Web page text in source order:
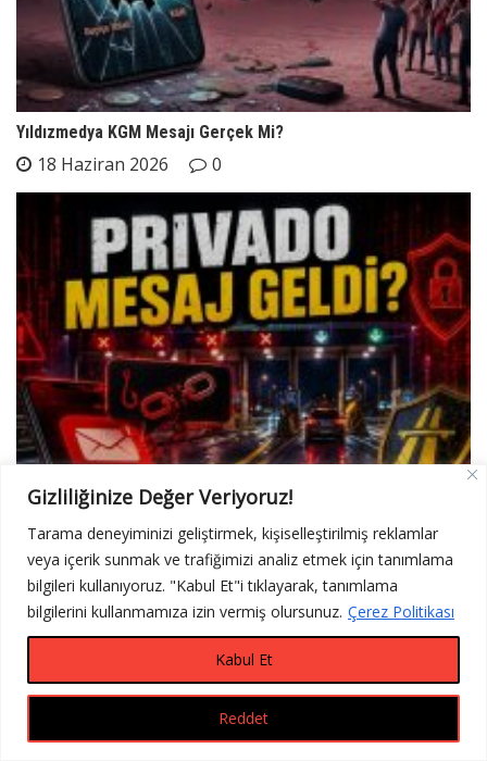
Gizliliğinize Değer Veriyoruz!
Tarama deneyiminizi geliştirmek, kişiselleştirilmiş reklamlar
veya içerik sunmak ve trafiğimizi analiz etmek için tanımlama
bilgileri kullanıyoruz. "Kabul Et"i tıklayarak, tanımlama
bilgilerini kullanmamıza izin vermiş olursunuz. Çerez Politikası
Reddet
Kabul Et
Yıldızmedya KGM Mesajı Gerçek Mi?
18 Haziran 2026 0
Privado Ne Demek? (Karayolları Geçiş İhlali Mesajı)
16 Haziran 2026 0